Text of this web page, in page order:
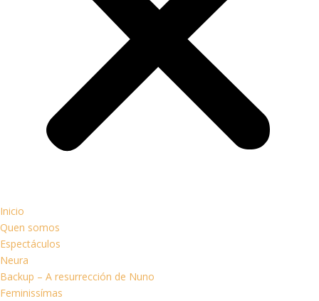
Inicio
Quen somos
Espectáculos
Neura
Backup – A resurrección de Nuno
Feminissímas